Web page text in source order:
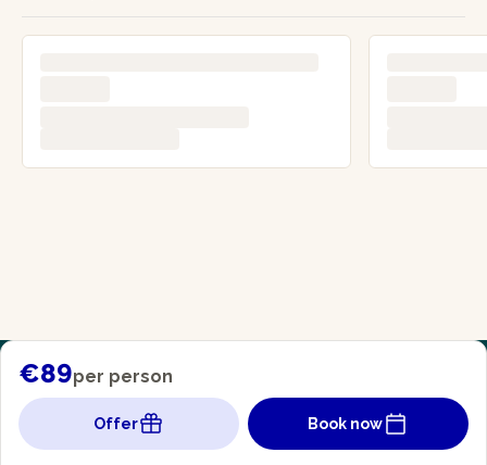
€89per person
Offer Book now